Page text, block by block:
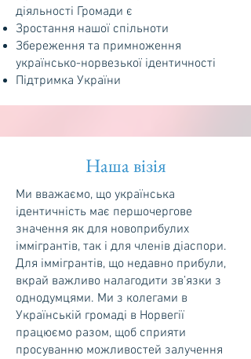
діяльності Громади є
Зростання нашої спільноти
Збереження та примноження
українсько-норвезької ідентичності
Підтримка України
Наша візія
Ми вважаємо, що українська
ідентичність має першочергове
значення як для новоприбулих
іммігрантів, так і для членів діаспори.
Для іммігрантів, що недавно прибули,
вкрай важливо налагодити зв’язки з
однодумцями. Ми з колегами в
Українській громаді в Норвегії
працюємо разом, щоб сприяти
просуванню можливостей залучення